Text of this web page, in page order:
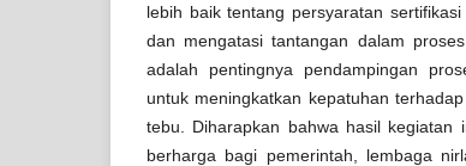
lebih baik tentang persyaratan
dan mengatasi tantangan dalam
adalah pentingnya pendampingan
untuk meningkatkan kepatuhan
tebu. Diharapkan bahwa hasil kegiatan
berharga bagi pemerintah, lembaga